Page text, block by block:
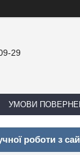
29
УМОВИ
роботи з